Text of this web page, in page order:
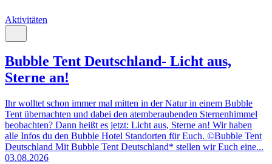
Aktivitäten
Bubble Tent Deutschland- Licht aus,
Sterne an!
Ihr wolltet schon immer mal mitten in der Natur in einem Bubble
Tent übernachten und dabei den atemberaubenden Sternenhimmel
beobachten? Dann heißt es jetzt: Licht aus, Sterne an! Wir haben
alle Infos du den Bubble Hotel Standorten für Euch. ©Bubble Tent
Deutschland Mit Bubble Tent Deutschland* stellen wir Euch eine...
03.08.2026